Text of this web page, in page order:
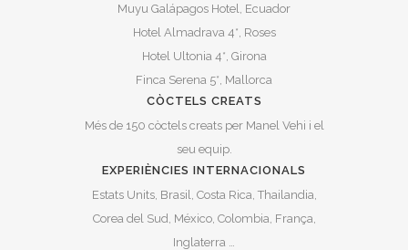
Muyu Galápagos Hotel, Ecuador
Hotel Almadrava 4*, Roses
Hotel Ultonia 4*, Girona
Finca Serena 5*, Mallorca
CÒCTELS CREATS
Més de 150 còctels creats per Manel Vehi i el
seu equip.
EXPERIÈNCIES INTERNACIONALS
Estats Units, Brasil, Costa Rica, Thailandia,
Corea del Sud, México, Colombia, França,
Inglaterra …